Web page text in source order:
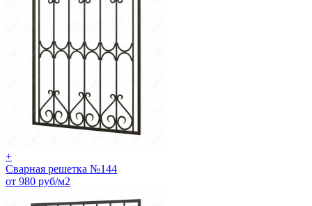
+
Сварная решетка №144
от 980 руб/м2